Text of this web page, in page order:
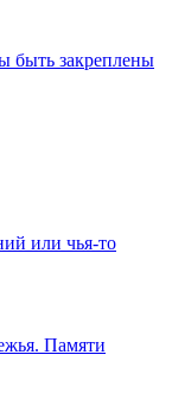
закреплены
или чья-то
Памяти